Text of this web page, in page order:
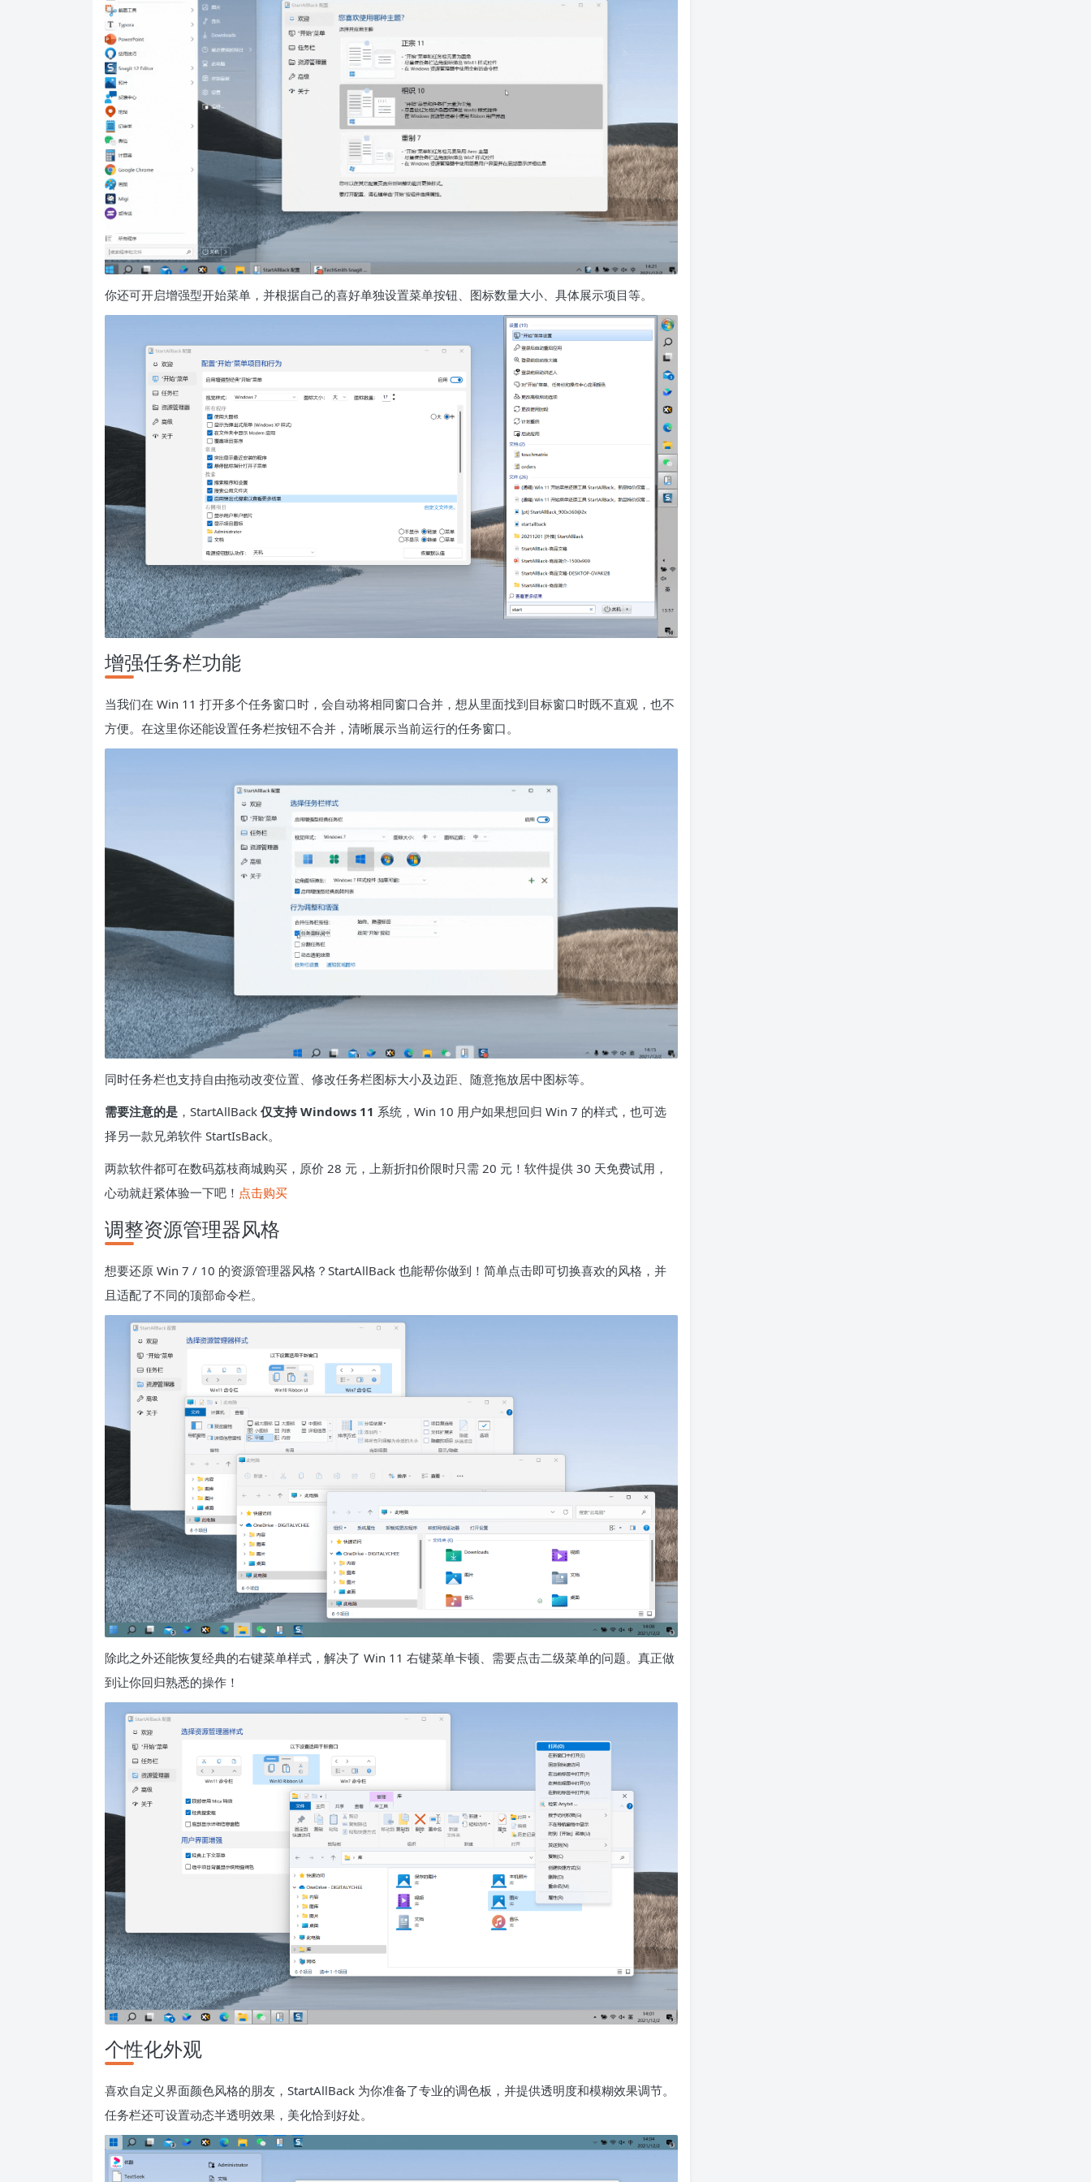
你还可开启增强型开始菜单，并根据自己的喜好单独设置菜单按钮、图标数量大小、具体展示项目等。
增强任务栏功能
当我们在 Win 11 打开多个任务窗口时，会自动将相同窗口合并，想从里面找到目标窗口时既不直观，也不
方便。在这里你还能设置任务栏按钮不合并，清晰展示当前运行的任务窗口。
同时任务栏也支持自由拖动改变位置、修改任务栏图标大小及边距、随意拖放居中图标等。
需要注意的是 ，StartAllBack 仅支持 Windows 11 系统，Win 10 用户如果想回归 Win 7 的样式，也可选
择另一款兄弟软件 StartIsBack。
两款软件都可在数码荔枝商城购买，原价 28 元，上新折扣价限时只需 20 元！软件提供 30 天免费试用，
心动就赶紧体验一下吧！ 点击购买
调整资源管理器风格
想要还原 Win 7 / 10 的资源管理器风格？StartAllBack 也能帮你做到！简单点击即可切换喜欢的风格，并
且适配了不同的顶部命令栏。
除此之外还能恢复经典的右键菜单样式，解决了 Win 11 右键菜单卡顿、需要点击二级菜单的问题。真正做
到让你回归熟悉的操作！
个性化外观
喜欢自定义界面颜色风格的朋友，StartAllBack 为你准备了专业的调色板，并提供透明度和模糊效果调节。
任务栏还可设置动态半透明效果，美化恰到好处。